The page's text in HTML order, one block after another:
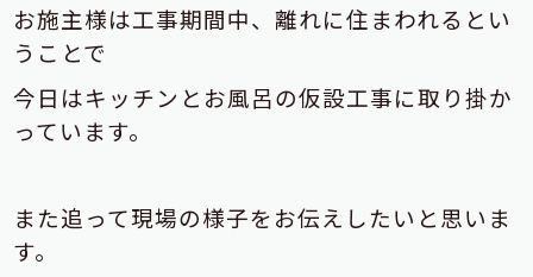
お施主様は工事期間中、離れに住まわれるとい
うことで
今日はキッチンとお風呂の仮設工事に取り掛か
っています。
また追って現場の様子をお伝えしたいと思いま
す。